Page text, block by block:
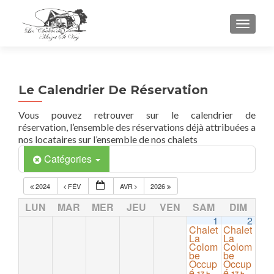
Le Calendrier De Réservation
Vous pouvez retrouver sur le calendrier de
réservation, l’ensemble des réservations déjà attribuées a
nos locataires sur l’ensemble de nos chalets
Catégories
2024 FÉV AVR 2026
LUN MAR MER JEU VEN SAM
DIM
1
Chalet
La
Colom
be
Occup
2
Chalet
La
Colom
be
Occup